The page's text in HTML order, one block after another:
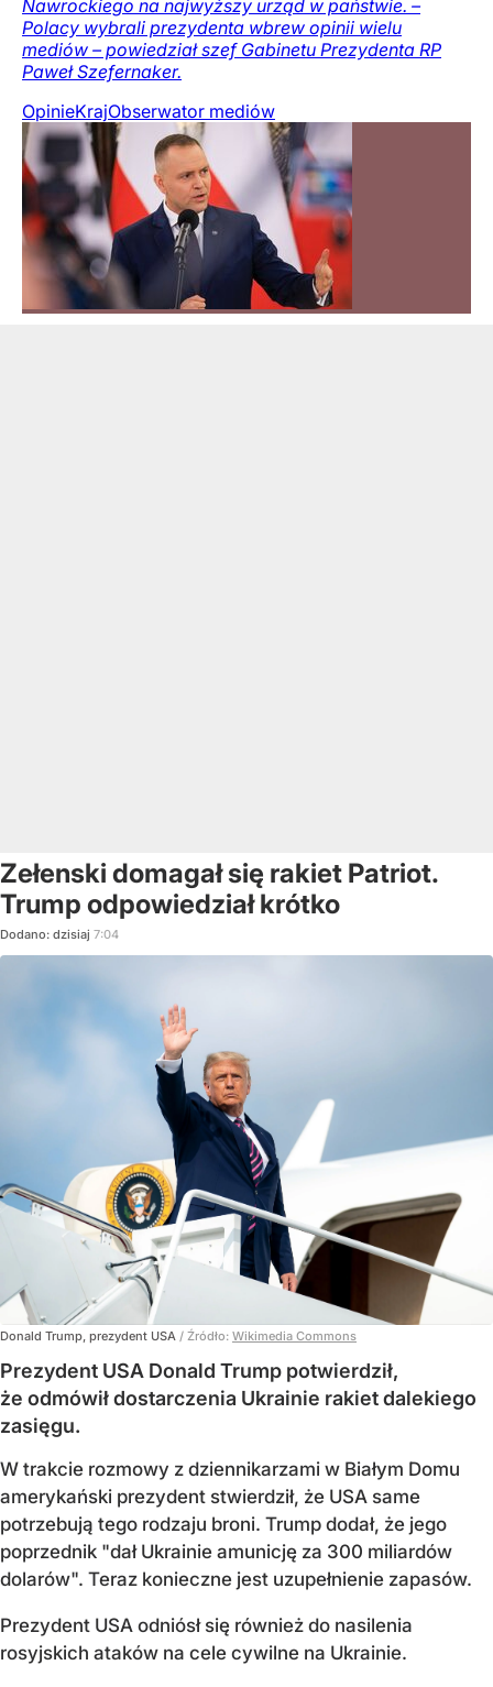
Nawrockiego na najwyższy urząd w państwie. –
Polacy wybrali prezydenta wbrew opinii wielu
mediów – powiedział szef Gabinetu Prezydenta RP
Paweł Szefernaker.
OpinieKrajObserwator mediów
Zełenski domagał się rakiet Patriot.
Trump odpowiedział krótko
Dodano: dzisiaj 7:04
Donald Trump, prezydent USA / Źródło: Wikimedia Commons
Prezydent USA Donald Trump potwierdził,
że odmówił dostarczenia Ukrainie rakiet dalekiego
zasięgu.
W trakcie rozmowy z dziennikarzami w Białym Domu
amerykański prezydent stwierdził, że USA same
potrzebują tego rodzaju broni. Trump dodał, że jego
poprzednik "dał Ukrainie amunicję za 300 miliardów
dolarów". Teraz konieczne jest uzupełnienie zapasów.
Prezydent USA odniósł się również do nasilenia
rosyjskich ataków na cele cywilne na Ukrainie.